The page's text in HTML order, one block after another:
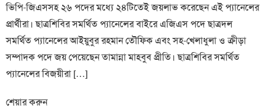
ভিপি-জিএসসহ ২৬ পদের মধ্যে ২৪টিতেই জয়লাভ করেছেন এই প্যানেলের
প্রার্থীরা। ছাত্রশিবির সমর্থিত প্যানেলের বাইরে এজিএস পদে ছাত্রদল
সমর্থিত প্যানেলের আইয়ুবুর রহমান তৌফিক এবং সহ-খেলাধুলা ও ক্রীড়া
সম্পাদক পদে জয় পেয়েছেন তামান্না মাহবুব প্রীতি। ছাত্রশিবির সমর্থিত
প্যানেলের বিজয়ীরা […]
শেয়ার করুন